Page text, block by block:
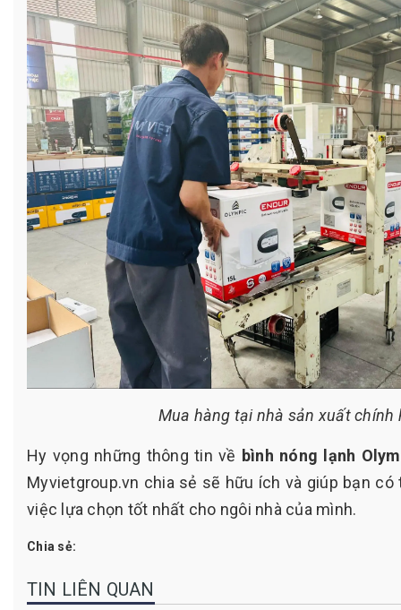
Mua hàng tại nhà sản xuất chính
Hy vọng những thông tin về bình nóng lạnh
Myvietgroup.vn chia sẻ sẽ hữu ích và giúp bạn
việc lựa chọn tốt nhất cho ngôi nhà của mình.
Chia sẻ:
TIN LIÊN QUAN